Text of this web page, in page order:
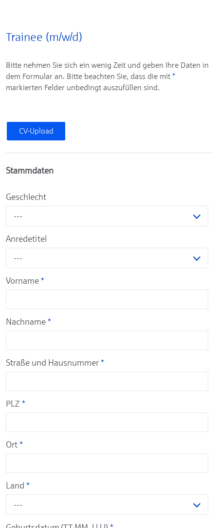
Trainee (m/w/d)
Bitte nehmen Sie sich ein wenig Zeit und geben Ihre Daten in
dem Formular an. Bitte beachten Sie, dass die mit *
markierten Felder unbedingt auszufüllen sind.
CV-Upload
Stammdaten
Geschlecht
---
Anredetitel
---
Vorname *
Nachname *
Straße und Hausnummer *
PLZ *
Ort *
Land *
---